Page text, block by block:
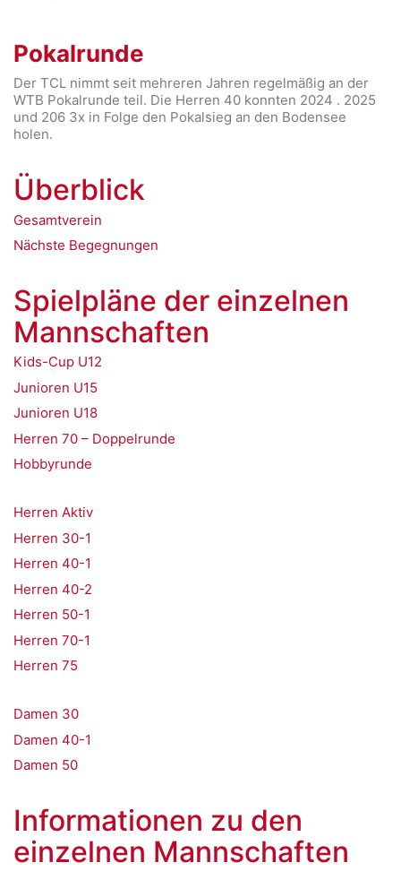
Pokalrunde
Der TCL nimmt seit mehreren Jahren regelmäßig an der
WTB Pokalrunde teil. Die Herren 40 konnten 2024 . 2025
und 206 3x in Folge den Pokalsieg an den Bodensee
holen.
Überblick
Gesamtverein
Nächste Begegnungen
Spielpläne der einzelnen
Mannschaften
Kids-Cup U12
Junioren U15
Junioren U18
Herren 70 – Doppelrunde
Hobbyrunde
Herren Aktiv
Herren 30-1
Herren 40-1
Herren 40-2
Herren 50-1
Herren 70-1
Herren 75
Damen 30
Damen 40-1
Damen 50
Informationen zu den
einzelnen Mannschaften